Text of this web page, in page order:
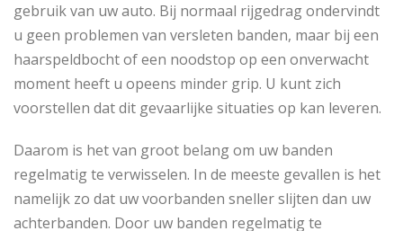
gebruik van uw auto. Bij normaal rijgedrag ondervindt
u geen problemen van versleten banden, maar bij een
haarspeldbocht of een noodstop op een onverwacht
moment heeft u opeens minder grip. U kunt zich
voorstellen dat dit gevaarlijke situaties op kan leveren.
Daarom is het van groot belang om uw banden
regelmatig te verwisselen. In de meeste gevallen is het
namelijk zo dat uw voorbanden sneller slijten dan uw
achterbanden. Door uw banden regelmatig te